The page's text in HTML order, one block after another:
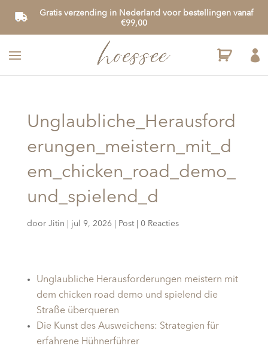
Gratis verzending in Nederland voor bestellingen vanaf
€99,00

Unglaubliche_Herausford
erungen_meistern_mit_d
em_chicken_road_demo_
und_spielend_d
door Jitin jul 9, 2026| Post| 0 Reacties
Unglaubliche Herausforderungen meistern mit
dem chicken road demo und spielend die
Straße überqueren
Die Kunst des Ausweichens: Strategien für
erfahrene Hühnerführer